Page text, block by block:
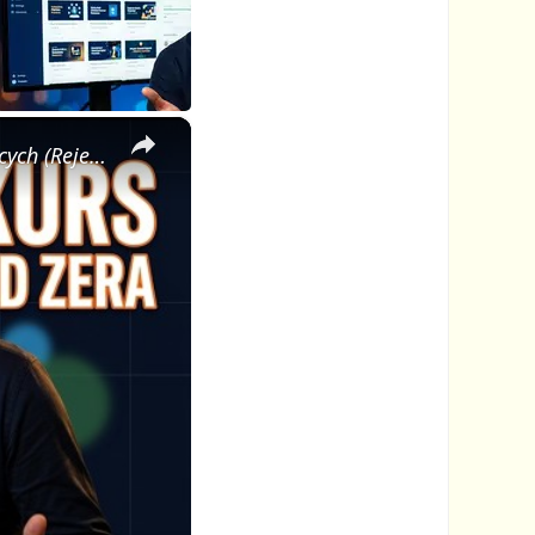
×
🎓 Jak Stworzyć Kurs Online od Zera — Pełny Tutorial dla Początkujących (Rejestracji do Publikacji)